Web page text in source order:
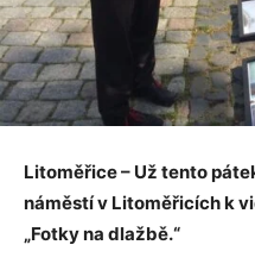
Litoměřice – Už tento
náměstí v Litoměřicích k
„Fotky na dlažbě.“